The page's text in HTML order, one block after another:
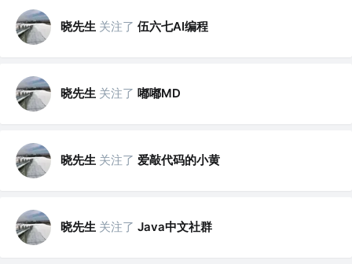
晓先生 关注了 伍六七AI编程
晓先生 关注了 嘟嘟MD
晓先生 关注了 爱敲代码的小黄
晓先生 关注了 Java中文社群